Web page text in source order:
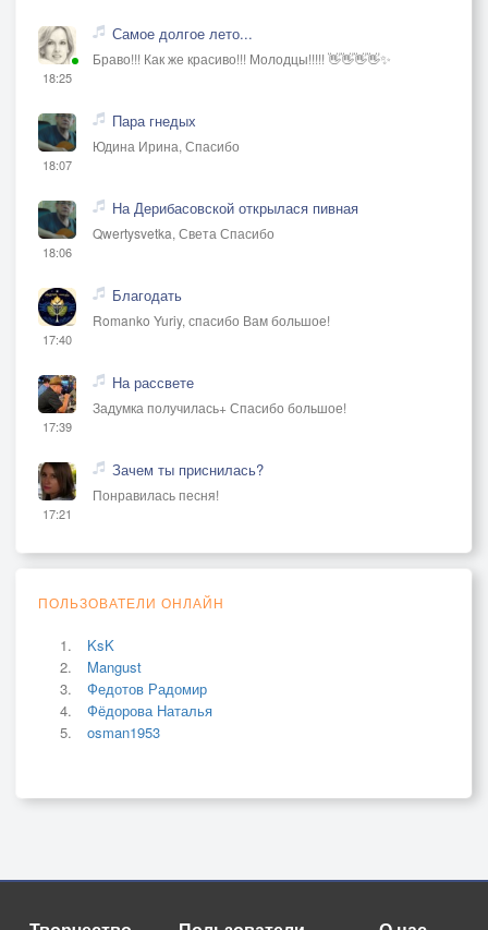
18:25
Самое долгое лето...
Браво!!! Как же красиво!!! Молодцы!!!!! 👋👋👋👋✨
18:07
Пара гнедых
Юдина Ирина, Спасибо
18:06
На Дерибасовской открылася пивная
Qwertysvetka, Света Спасибо
17:40
Благодать
Romanko Yuriy, спасибо Вам большое!
17:39
На рассвете
Задумка получилась+ Спасибо большое!
17:21
Зачем ты приснилась?
Понравилась песня!
ПОЛЬЗОВАТЕЛИ ОНЛАЙН
KsK
Mangust
Федотов Радомир
Фёдорова Наталья
osman1953